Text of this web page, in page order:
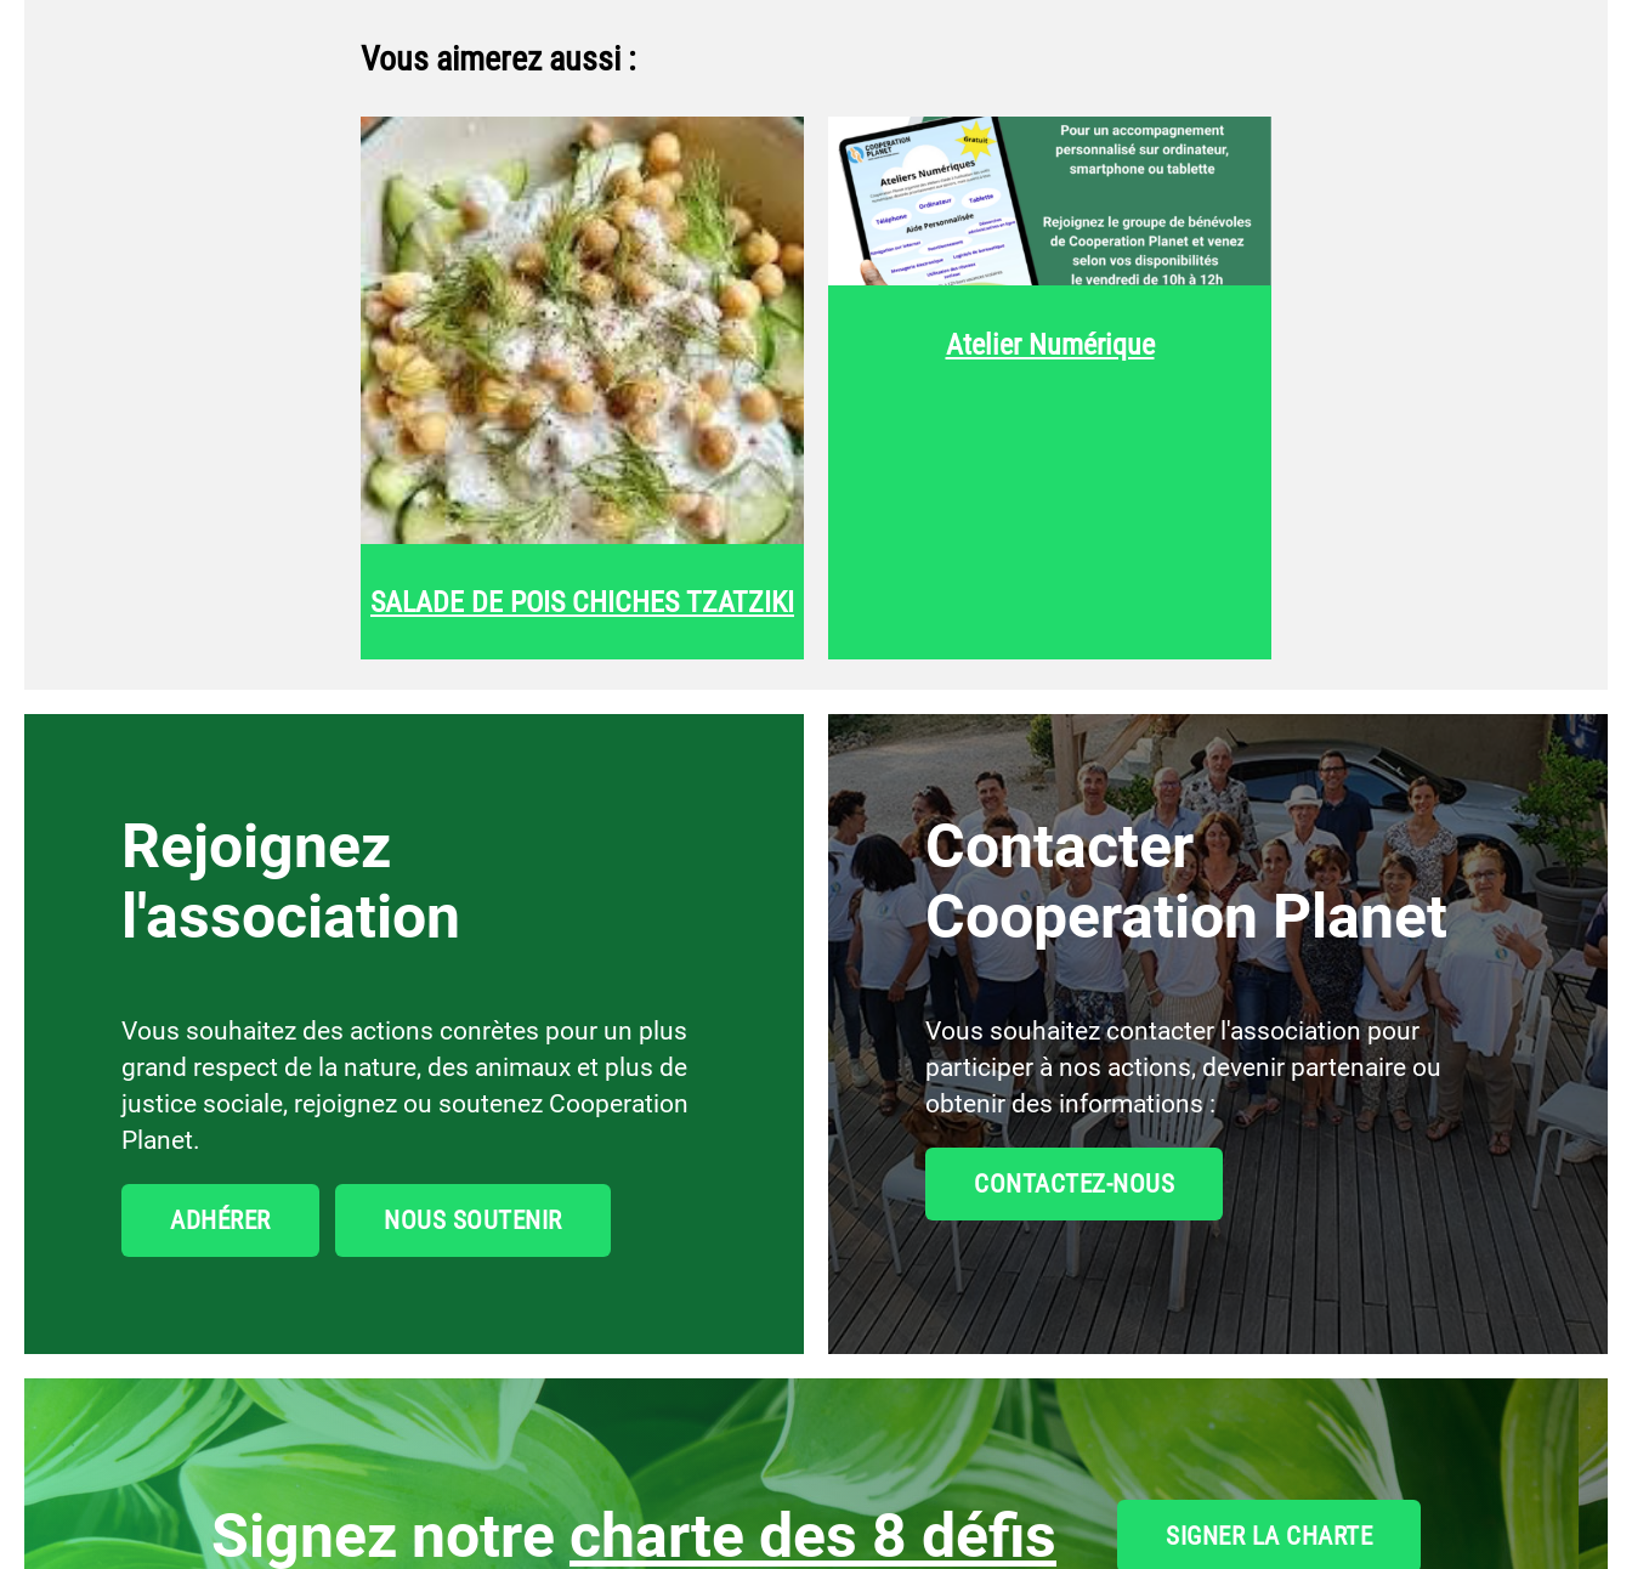
Vous aimerez aussi :
SALADE DE POIS CHICHES TZATZIKI
Atelier Numérique
Rejoignez
l'association
Vous souhaitez des actions conrètes pour un plus
grand respect de la nature, des animaux et plus de
justice sociale, rejoignez ou soutenez Cooperation
Planet.
ADHÉRER NOUS SOUTENIR
Contacter
Cooperation Planet
Vous souhaitez contacter l'association pour
participer à nos actions, devenir partenaire ou
obtenir des informations :
CONTACTEZ-NOUS
signez notrecharte des 8 défis SIGNER LA CHARTE